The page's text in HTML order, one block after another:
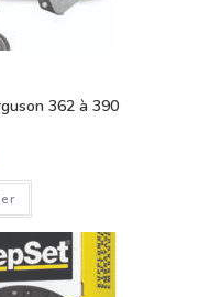
362 à 390